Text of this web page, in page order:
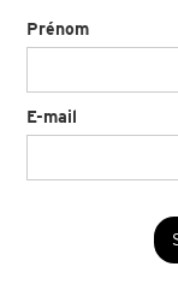
Prénom
E-mail